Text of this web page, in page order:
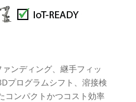
ンディング、継手フィッ
プログラムシフト、溶接検
コンパクトかつコスト効率